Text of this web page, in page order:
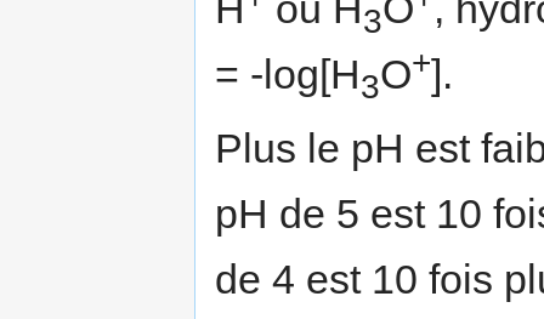
3
= -log[H3O+].
Plus le pH est
pH de 5 est 10
de 4 est 10 fois